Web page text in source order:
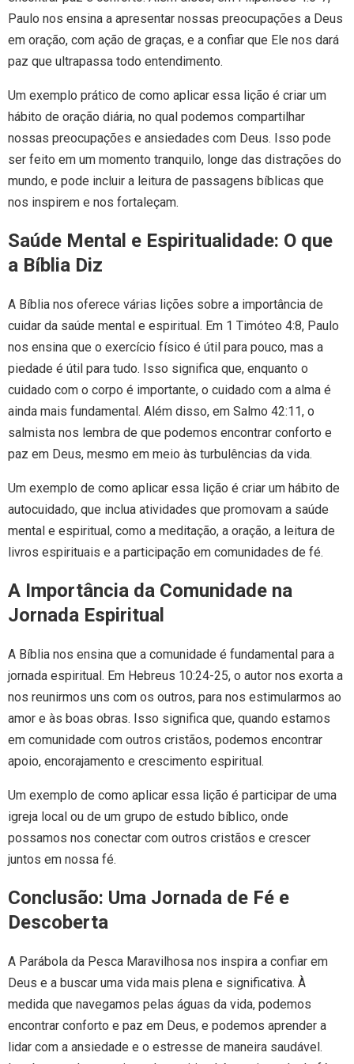
Paulo nos ensina a apresentar nossas preocupações a Deus
em oração, com ação de graças, e a confiar que Ele nos dará
paz que ultrapassa todo entendimento.
Um exemplo prático de como aplicar essa lição é criar um
hábito de oração diária, no qual podemos compartilhar
nossas preocupações e ansiedades com Deus. Isso pode
ser feito em um momento tranquilo, longe das distrações do
mundo, e pode incluir a leitura de passagens bíblicas que
nos inspirem e nos fortaleçam.
Saúde Mental e Espiritualidade: O que
a Bíblia Diz
A Bíblia nos oferece várias lições sobre a importância de
cuidar da saúde mental e espiritual. Em 1 Timóteo 4:8, Paulo
nos ensina que o exercício físico é útil para pouco, mas a
piedade é útil para tudo. Isso significa que, enquanto o
cuidado com o corpo é importante, o cuidado com a alma é
ainda mais fundamental. Além disso, em Salmo 42:11, o
salmista nos lembra de que podemos encontrar conforto e
paz em Deus, mesmo em meio às turbulências da vida.
Um exemplo de como aplicar essa lição é criar um hábito de
autocuidado, que inclua atividades que promovam a saúde
mental e espiritual, como a meditação, a oração, a leitura de
livros espirituais e a participação em comunidades de fé.
A Importância da Comunidade na
Jornada Espiritual
A Bíblia nos ensina que a comunidade é fundamental para a
jornada espiritual. Em Hebreus 10:24-25, o autor nos exorta a
nos reunirmos uns com os outros, para nos estimularmos ao
amor e às boas obras. Isso significa que, quando estamos
em comunidade com outros cristãos, podemos encontrar
apoio, encorajamento e crescimento espiritual.
Um exemplo de como aplicar essa lição é participar de uma
igreja local ou de um grupo de estudo bíblico, onde
possamos nos conectar com outros cristãos e crescer
juntos em nossa fé.
Conclusão: Uma Jornada de Fé e
Descoberta
A Parábola da Pesca Maravilhosa nos inspira a confiar em
Deus e a buscar uma vida mais plena e significativa. À
medida que navegamos pelas águas da vida, podemos
encontrar conforto e paz em Deus, e podemos aprender a
lidar com a ansiedade e o estresse de maneira saudável.